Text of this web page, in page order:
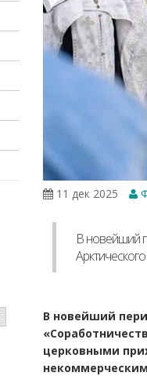
11 дек 2025
В новейший
В новейший
церковными